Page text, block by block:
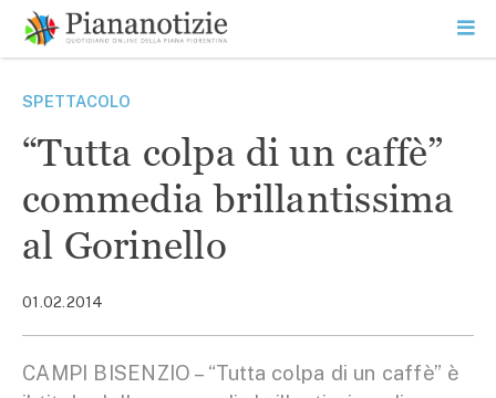
contenuto
SEARCH
SPETTACOLO
“Tutta colpa di un caffè”
commedia brillantissima
al Gorinello
01.02.2014
CAMPI BISENZIO – “Tutta colpa di un caffè” è